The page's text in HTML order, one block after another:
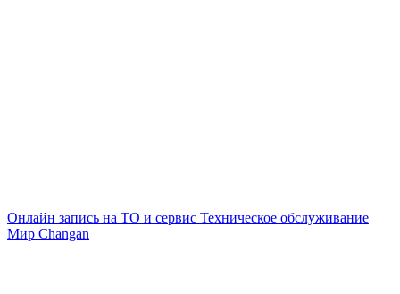
Онлайн запись на ТО и сервис Техническое обслуживание
Мир Changan